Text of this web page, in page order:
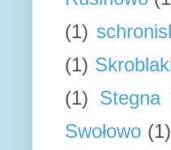
(1)
(1)
(1)
Stegna
Swołowo (1)